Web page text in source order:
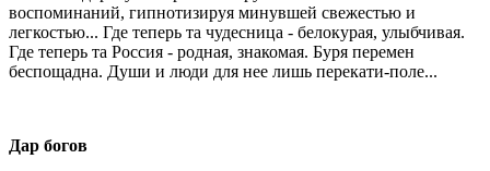
воспоминаний, гипнотизируя минувшей свежестью и
легкостью... Где теперь та чудесница - белокурая, улыбчивая.
Где теперь та Россия - родная, знакомая. Буря перемен
беспощадна. Души и люди для нее лишь перекати-поле...
Дар богов